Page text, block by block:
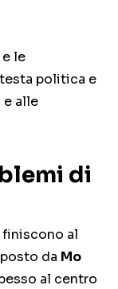
le
politica e
alle
di
finiscono al
da Mo
al centro